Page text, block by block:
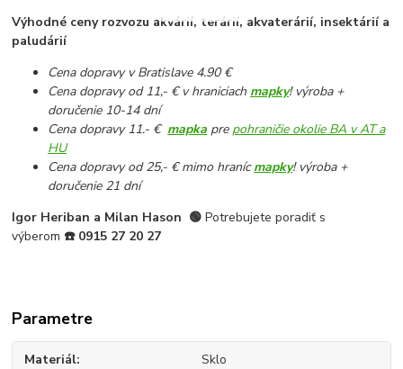
Výhodné ceny rozvozu akvárií, terárií, akvaterárií, insektárií a
paludárií
Cena dopravy v Bratislave 4.90 €
Cena dopravy od 11,- € v hraniciach mapky! výroba +
doručenie 10-14 dní
Cena dopravy 11.- € mapka pre pohraničie okolie BA v AT a
HU
Cena dopravy od 25,- € mimo hranícmapky! výroba +
doručenie 21 dní
Igor Heriban a Milan Hason 🟢Potrebujete poradiť s
výberom ☎️ 0915 27 20 27
Parametre
Materiál Sklo